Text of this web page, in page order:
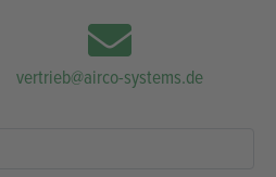
vertrieb@airco-systems.de